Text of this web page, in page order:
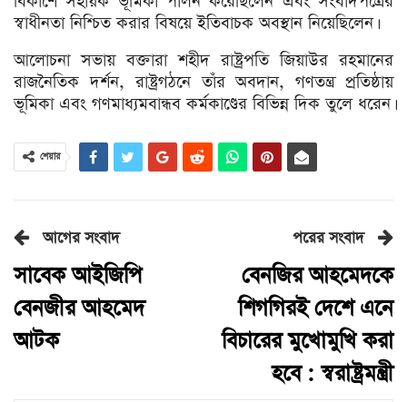
স্বাধীনতা নিশ্চিত করার বিষয়ে ইতিবাচক অবস্থান নিয়েছিলেন।
আলোচনা সভায় বক্তারা শহীদ রাষ্ট্রপতি জিয়াউর রহমানের
রাজনৈতিক দর্শন, রাষ্ট্রগঠনে তাঁর অবদান, গণতন্ত্র প্রতিষ্ঠায়
ভূমিকা এবং গণমাধ্যমবান্ধব কর্মকাণ্ডের বিভিন্ন দিক তুলে ধরেন।
শেয়ার
আগের সংবাদ
সাবেক আইজিপি
বেনজীর আহমেদ
আটক
পরের সংবাদ
বেনজির আহমেদকে
শিগগিরই দেশে এনে
বিচারের মুখোমুখি করা
হবে : স্বরাষ্ট্রমন্ত্রী